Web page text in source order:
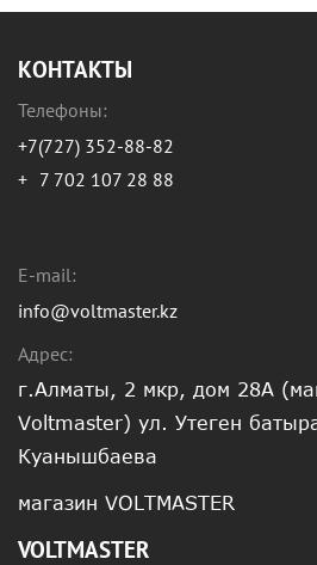
КОНТАКТЫ
Телефоны:
+7(727) 352-88-82
+ 7 702 107 28 88
E-mail:
info@voltmaster.kz
Адрес:
г.Алматы, 2 мкр, дом 28А
Voltmaster) ул. Утеген
Куанышбаева
магазин VOLTMASTER
VOLTMASTER